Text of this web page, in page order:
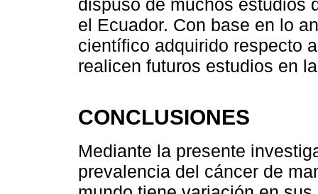
dispuso de muchos estudios
el Ecuador. Con base en lo
científico adquirido respecto
realicen futuros estudios en
CONCLUSIONES
Mediante la presente
prevalencia del cáncer de